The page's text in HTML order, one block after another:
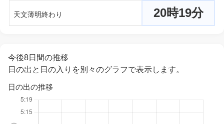
天文薄明終わり 20時19分
今後8日間の推移
日の出と日の入りを別々のグラフで表示します。
日の出の推移